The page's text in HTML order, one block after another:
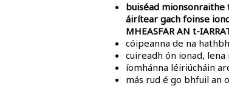
buiséad mionsonraithe
áirítear gach foinse
MHEASFAR AN t-
cóipeanna de na
cuireadh ón ionad,
íomhánna léiriúcháin
más rud é go bhfuil an